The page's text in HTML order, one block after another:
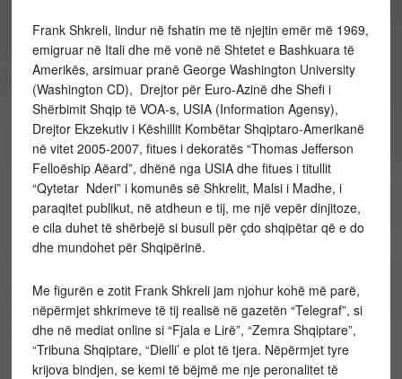
Frank Shkreli, lindur në fshatin me të njejtin emër më 1969,
emigruar në Itali dhe më vonë në Shtetet e Bashkuara të
Amerikës, arsimuar pranë George Washington University
(Washington CD), Drejtor për Euro-Azinë dhe Shefi i
Shërbimit Shqip të VOA-s, USIA (Information Agensy),
Drejtor Ekzekutiv i Këshillit Kombëtar Shqiptaro-Amerikanë
në vitet 2005-2007, fitues i dekoratës “Thomas Jefferson
Felloëship Aëard”, dhënë nga USIA dhe fitues i titullit
“Qytetar Nderi” i komunës së Shkrelit, Malsi i Madhe, i
paraqitet publikut, në atdheun e tij, me një vepër dinjitoze,
e cila duhet të shërbejë si busull për çdo shqipëtar që e do
dhe mundohet për Shqipërinë.
Me figurën e zotit Frank Shkreli jam njohur kohë më parë,
nëpërmjet shkrimeve të tij realisë në gazetën “Telegraf”, si
dhe në mediat online si “Fjala e Lirë”, “Zemra Shqiptare”,
“Tribuna Shqiptare, “Dielli’ e plot të tjera. Nëpërmjet tyre
krijova bindjen, se kemi të bëjmë me nje peronalitet të